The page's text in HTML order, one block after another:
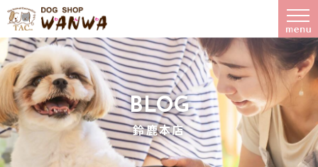
BLOG
鈴鹿本店